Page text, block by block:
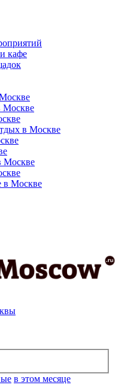
кафе
Москве
в Москве
Москве
в Москве
в этом месяце